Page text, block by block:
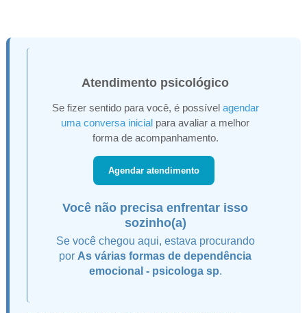
Atendimento psicológico
Se fizer sentido para você, é possível agendar
uma conversa inicial para avaliar a melhor
forma de acompanhamento.
Agendar atendimento
Você não precisa enfrentar isso
sozinho(a)
Se você chegou aqui, estava procurando
por As várias formas de dependência
emocional - psicologa sp.